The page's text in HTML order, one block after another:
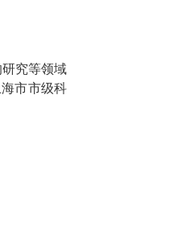
究等领域
市市级科